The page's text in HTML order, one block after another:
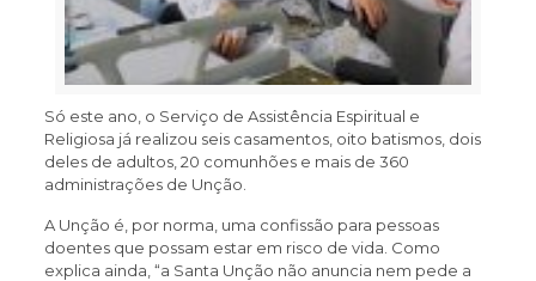
Só este ano, o Serviço de Assistência Espiritual e
Religiosa já realizou seis casamentos, oito batismos, dois
deles de adultos, 20 comunhões e mais de 360
administrações de Unção.
A Unção é, por norma, uma confissão para pessoas
doentes que possam estar em risco de vida. Como
explica ainda, “a Santa Unção não anuncia nem pede a